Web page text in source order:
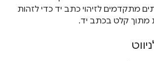
מתקדמים לזיהוי כתב יד כדי לזהות
קלט בכתב יד.